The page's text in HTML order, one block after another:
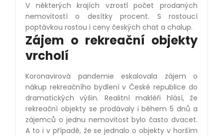
V některých krajích vzrostl počet prodaných
nemovitostí o desítky procent. S rostoucí
poptávkou rostou i ceny českých chat a chalup.
Zájem o rekreační objekty
vrcholí
Koronavirová pandemie eskalovala zájem o
nákup rekreačního bydlení v České republice do
dramatických výšin. Realitní makléři hlásí, že
rekreační objekty se prodávaly i během 5 dnů a
zájemců o jednu nemovitost bylo často dvacet.
A to i v případě, že se jednalo o objekty v horším